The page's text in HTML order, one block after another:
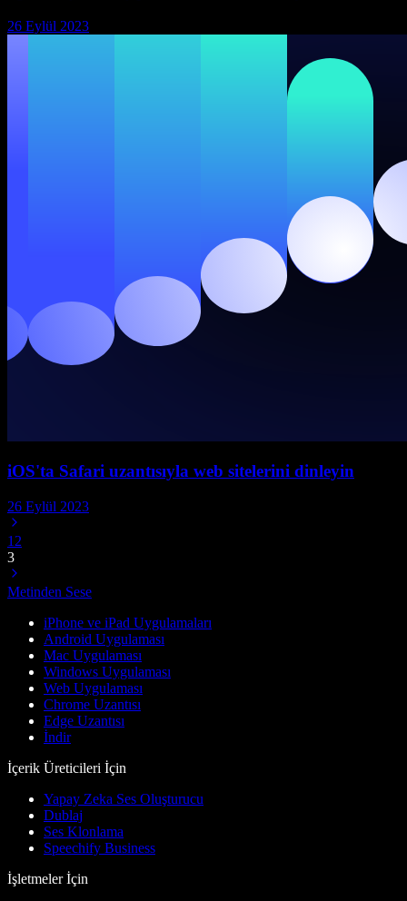
26 Eylül 2023
iOS'ta Safari uzantısıyla web sitelerini dinleyin
26 Eylül 2023
1 2
3
Metinden Sese
iPhone ve iPad Uygulamaları
Android Uygulaması
Mac Uygulaması
Windows Uygulaması
Web Uygulaması
Chrome Uzantısı
Edge Uzantısı
İndir
İçerik Üreticileri İçin
Yapay Zeka Ses Oluşturucu
Dublaj
Ses Klonlama
Speechify Business
İşletmeler İçin